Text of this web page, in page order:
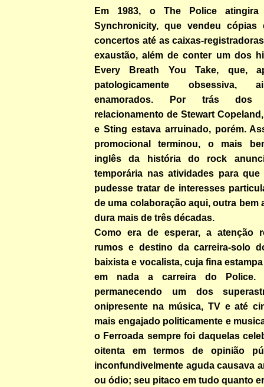
Em 1983, o The Police
Synchronicity, que vendeu cópias
concertos até as caixas-
exaustão, além de conter um dos
Every Breath You Take, que,
patologicamente obsessiva,
enamorados. Por trás dos
relacionamento de Stewart
e Sting estava arruinado, porém.
promocional terminou, o mais
inglês da história do rock
temporária nas atividades para que
pudesse tratar de interesses
de uma colaboração aqui, outra bem
dura mais de três décadas.
Como era de esperar, a atenção
rumos e destino da carreira-solo
baixista e vocalista, cuja fina
em nada a carreira do Police.
permanecendo um dos
onipresente na música, TV e até
mais engajado politicamente e
o Ferroada sempre foi daquelas
oitenta em termos de opinião
inconfundivelmente aguda causava
ou ódio; seu pitaco em tudo quanto